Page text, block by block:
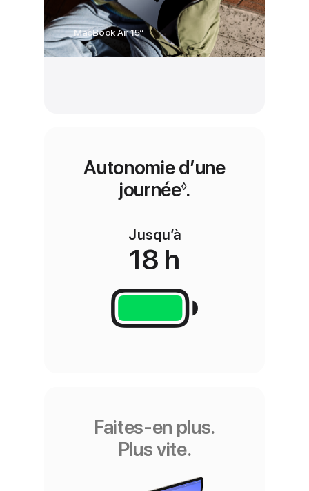
MacBook Air 15″
Autonomie d’une
journée◊Renvoi aux
.
Jusqu’à
18 h
Faites‑en plus.
Plus vite.